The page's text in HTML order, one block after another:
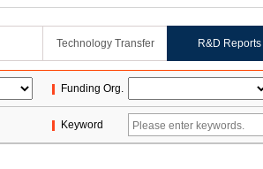
Technology Transfer R&D Reports
Funding Org.
Keyword